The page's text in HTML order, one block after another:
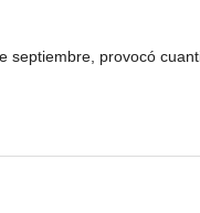
septiembre, provocó